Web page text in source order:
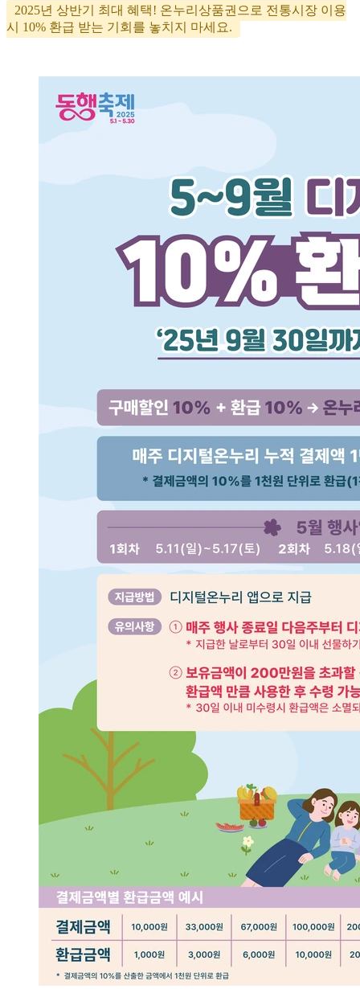
2025년 상반기 최대 혜택! 온누리상품권으로 전통시장 이용
시 10% 환급 받는 기회를 놓치지 마세요.